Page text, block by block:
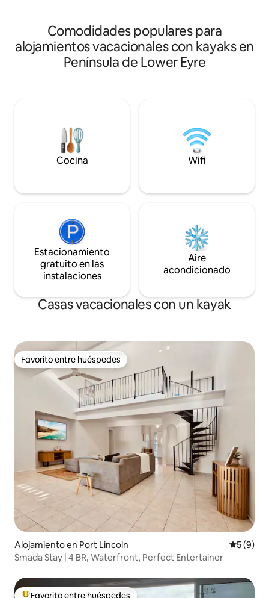
tiene para
Comodidades populares para
alojamientos vacacionales con kayaks en
Península de Lower Eyre
Cocina Wifi
Estacionamiento
gratuito en las
instalaciones
Aire
acondicionado
Casas vacacionales con un kayak
Favorito entre huéspedes
Favorito entre huéspedes
Alojamiento en Port Lincoln
5 (9)
Smada Stay | 4 BR, Waterfront, Perfect Entertainer
Favorito entre huéspedes